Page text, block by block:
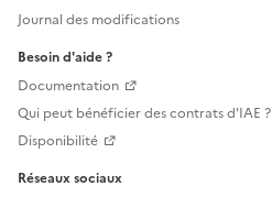
Journal des modifications
Besoin d'aide ?
Documentation
Qui peut bénéficier des contrats d'IAE ?
Disponibilité
Réseaux sociaux